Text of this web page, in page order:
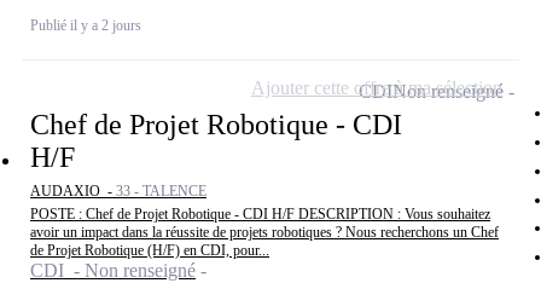
Publié il y a 2 jours
Chef de Projet Robotique - CDI
H/F
AUDAXIO - 33 - TALENCE
POSTE : Chef de Projet Robotique - CDI H/F DESCRIPTION : Vous souhaitez
avoir un impact dans la réussite de projets robotiques ? Nous recherchons un Chef
de Projet Robotique (H/F) en CDI, pour...
CDI - Non renseigné
CDINon renseigné
Ajouter cette offre à ma sélection